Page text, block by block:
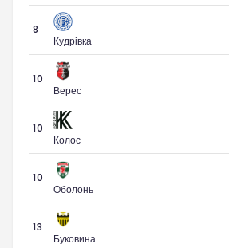
8
Кудрівка
10
Верес
10
Колос
10
Оболонь
13
Буковина